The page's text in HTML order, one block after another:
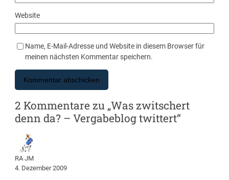
Website
Name, E-Mail-Adresse und Website in diesem Browser für
meinen nächsten Kommentar speichern.
2 Kommentare zu „Was zwitschert
denn da? – Vergabeblog twittert“
RA JM
4. Dezember 2009